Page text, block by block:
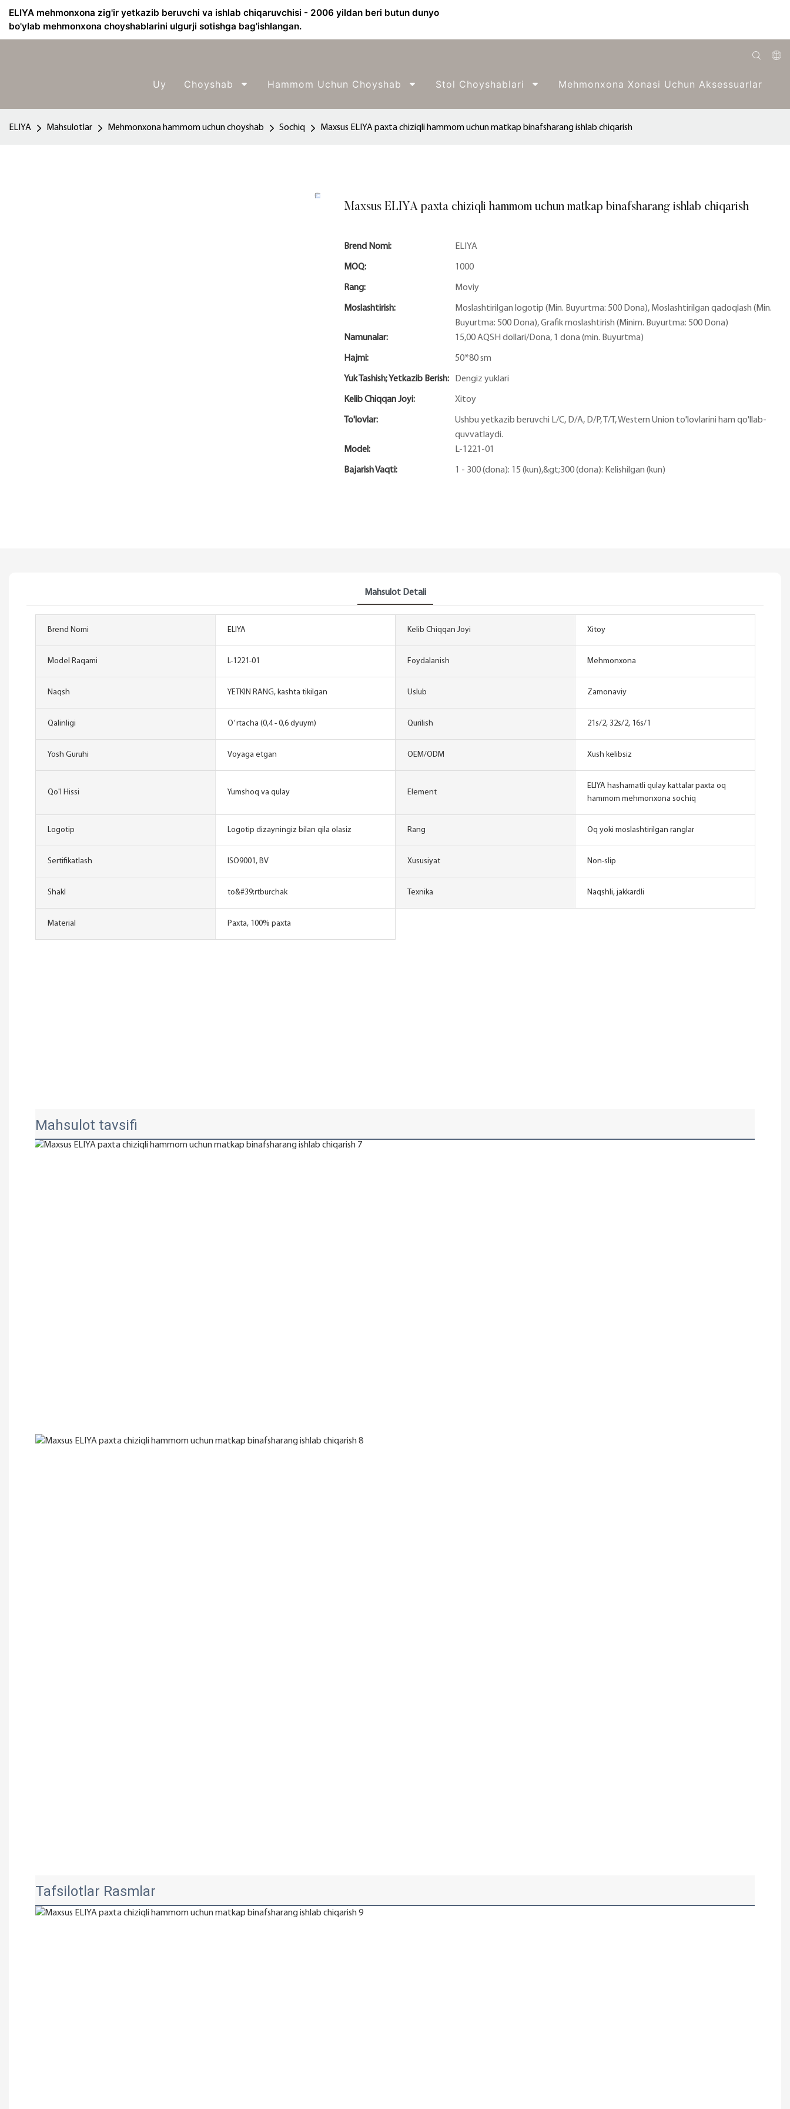
ELIYA mehmonxona zig'ir yetkazib beruvchi va ishlab chiqaruvchisi - 2006 yildan beri butun dunyo
bo'ylab mehmonxona choyshablarini ulgurji sotishga bag'ishlangan.
Français
Uy Choyshab Hammom Uchun Choyshab Stol Choyshablari Mehmonxona Xonasi Uchun Aksessuarlar
ELIYA Mahsulotlar Mehmonxona hammom uchun choyshab Sochiq Maxsus ELIYA paxta chiziqli hammom uchun matkap binafsharang ishlab chiqarish
Maxsus ELIYA paxta chiziqli hammom uchun matkap binafsharang ishlab chiqarish
Brend Nomi: ELIYA
MOQ: 1000
Rang: Moviy
Moslashtirish:
Moslashtirilgan logotip (Min. Buyurtma: 500 Dona), Moslashtirilgan qadoqlash (Min.
Buyurtma: 500 Dona), Grafik moslashtirish (Minim. Buyurtma: 500 Dona)
Namunalar:
15,00 AQSH dollari/Dona, 1 dona (min. Buyurtma)
Hajmi: 50*80 sm
Yuk Tashish; Yetkazib Berish: Dengiz yuklari
Kelib Chiqqan Joyi: Xitoy
To'lovlar:
Ushbu yetkazib beruvchi L/C, D/A, D/P, T/T, Western Union to'lovlarini ham qo'llab-
quvvatlaydi.
Model:
L-1221-01
Bajarish Vaqti: 1 - 300 (dona): 15 (kun),&gt;300 (dona): Kelishilgan (kun)
Mahsulot Detali
Brend Nomi ELIYA Kelib Chiqqan Joyi Xitoy
Model Raqami L-1221-01 Foydalanish Mehmonxona
Naqsh YETKIN RANG, kashta tikilgan Uslub Zamonaviy
Qalinligi Oʻrtacha (0,4 - 0,6 dyuym) Qurilish 21s/2, 32s/2, 16s/1
Yosh Guruhi Voyaga etgan OEM/ODM Xush kelibsiz
Qo'l Hissi Yumshoq va qulay Element
ELIYA hashamatli qulay kattalar paxta oq
hammom mehmonxona sochiq
Logotip Logotip dizayningiz bilan qila olasiz Rang Oq yoki moslashtirilgan ranglar
Sertifikatlash ISO9001, BV Xususiyat Non-slip
Shakl to&#39;rtburchak Texnika Naqshli, jakkardli
Material Paxta, 100% paxta
Mahsulot tavsifi
Tafsilotlar Rasmlar